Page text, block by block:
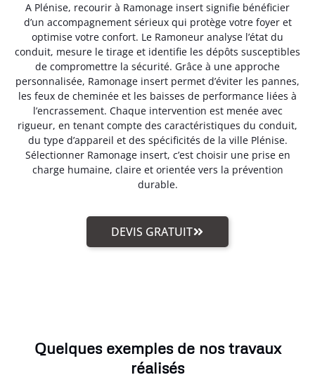
A Plénise, recourir à Ramonage insert signifie bénéficier
d’un accompagnement sérieux qui protège votre foyer et
optimise votre confort. Le Ramoneur analyse l’état du
conduit, mesure le tirage et identifie les dépôts susceptibles
de compromettre la sécurité. Grâce à une approche
personnalisée, Ramonage insert permet d’éviter les pannes,
les feux de cheminée et les baisses de performance liées à
l’encrassement. Chaque intervention est menée avec
rigueur, en tenant compte des caractéristiques du conduit,
du type d’appareil et des spécificités de la ville Plénise.
Sélectionner Ramonage insert, c’est choisir une prise en
charge humaine, claire et orientée vers la prévention
durable.
DEVIS GRATUIT
Quelques exemples de nos travaux
réalisés